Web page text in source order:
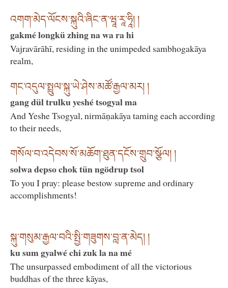
འགག་མེད་ལོངས་སྐུའི་ཞིང་ན་ཝཱ་རཱ་ཧཱི། །
gakmé longkü zhing na wa ra hi
Vajravārāhī, residing in the unimpeded sambhogakāya
realm,
གང་འདུལ་སྤྲུལ་སྐུ་ཡེ་ཤེས་མཚོ་རྒྱལ་མར། །
gang dül trulku yeshé tsogyal ma
And Yeshe Tsogyal, nirmāṇakāya taming each according
to their needs,
གསོལ་བ་འདེབས་སོ་མཆོག་ཐུན་དངོས་གྲུབ་སྩོལ། །
solwa depso chok tün ngödrup tsol
To you I pray: please bestow supreme and ordinary
accomplishments!
སྐུ་གསུམ་རྒྱལ་བའི་སྤྱི་གཟུགས་བླ་ན་མེད། །
ku sum gyalwé chi zuk la na mé
The unsurpassed embodiment of all the victorious
buddhas of the three kāyas,